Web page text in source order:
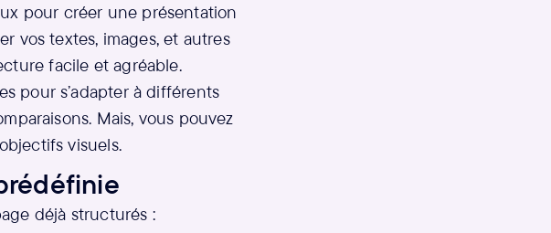
pour créer une présentation
vos textes, images, et autres
facile et agréable.
pour s’adapter à différents
Mais, vous pouvez
visuels.
déjà structurés :